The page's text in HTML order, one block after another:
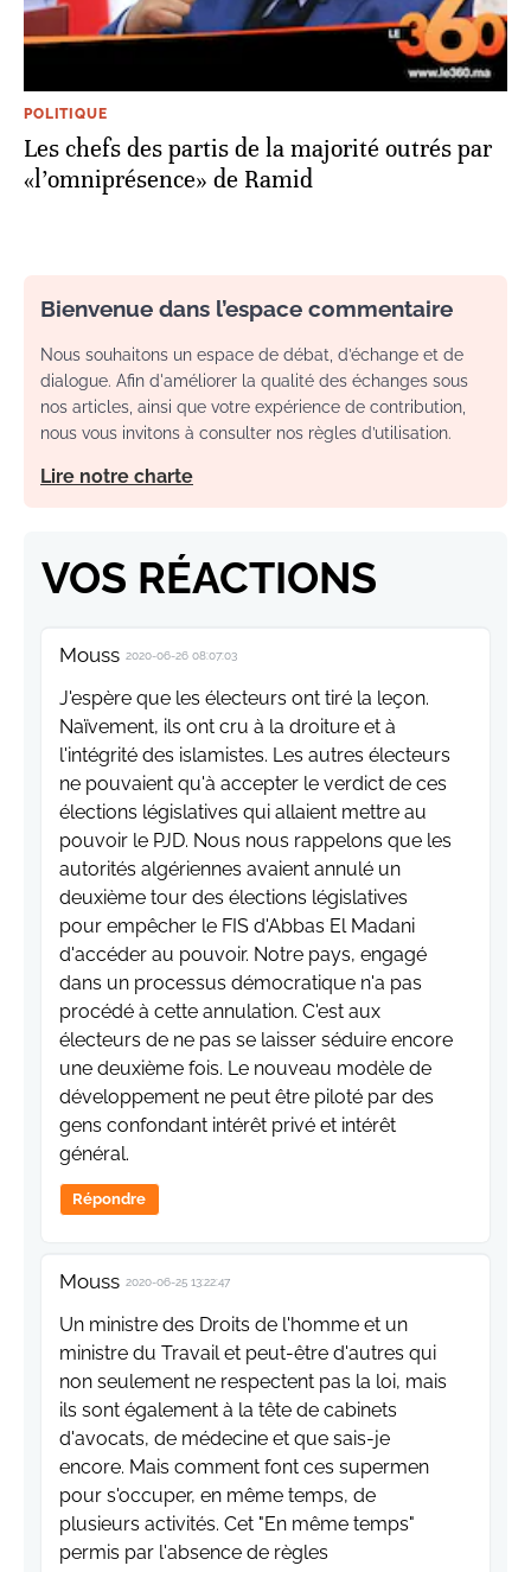
POLITIQUE
Les chefs des partis de la majorité outrés par
«l’omniprésence» de Ramid
Bienvenue dans l’espace commentaire
Nous souhaitons un espace de débat, d’échange et de
dialogue. Afin d'améliorer la qualité des échanges sous
nos articles, ainsi que votre expérience de contribution,
nous vous invitons à consulter nos règles d’utilisation.
Lire notre charte
VOS RÉACTIONS
Mouss 2020-06-26 08:07:03
J'espère que les électeurs ont tiré la leçon.
Naïvement, ils ont cru à la droiture et à
l'intégrité des islamistes. Les autres électeurs
ne pouvaient qu'à accepter le verdict de ces
élections législatives qui allaient mettre au
pouvoir le PJD. Nous nous rappelons que les
autorités algériennes avaient annulé un
deuxième tour des élections législatives
pour empêcher le FIS d'Abbas El Madani
d'accéder au pouvoir. Notre pays, engagé
dans un processus démocratique n'a pas
procédé à cette annulation. C'est aux
électeurs de ne pas se laisser séduire encore
une deuxième fois. Le nouveau modèle de
développement ne peut être piloté par des
gens confondant intérêt privé et intérêt
général.
Répondre
Mouss 2020-06-25 13:22:47
Un ministre des Droits de l'homme et un
ministre du Travail et peut-être d'autres qui
non seulement ne respectent pas la loi, mais
ils sont également à la tête de cabinets
d'avocats, de médecine et que sais-je
encore. Mais comment font ces supermen
pour s'occuper, en même temps, de
plusieurs activités. Cet "En même temps"
permis par l'absence de règles